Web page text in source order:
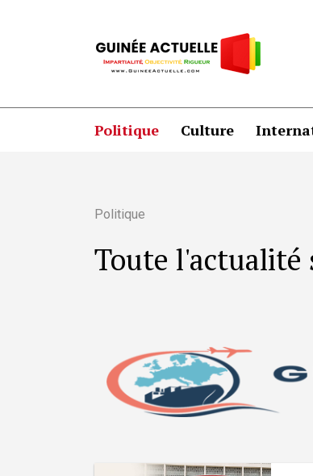
Politique Culture
Politique
Toute l'actualité